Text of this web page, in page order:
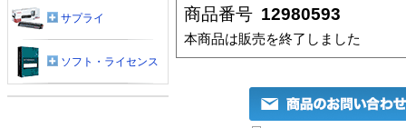
商品番号 12980593
本商品は販売を終了しました
サプライ
ソフト・ライセンス